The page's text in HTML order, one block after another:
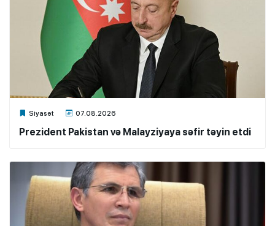
Siyasət 07.08.2026
Xalq.Online
Prezident Pakistan və Malayziyaya səfir təyin etdi